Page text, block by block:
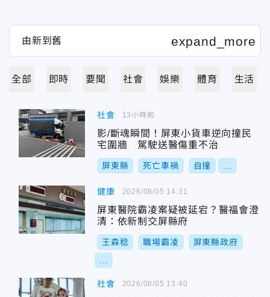
全部 即時 要聞 社會 娛樂 體育 生活
社會
影/斷魂瞬間！屏東小貨車逆向撞民
宅圍牆 駕駛送醫傷重不治
屏東縣 死亡車禍 自撞
13小時前
健康
屏東醫院霸凌案疑被延宕？醫福會澄
清：依新制交屏縣府
王森稔 職場霸凌 屏東縣政府
2026/08/05 14:31
社會 2026/08/05 13:40